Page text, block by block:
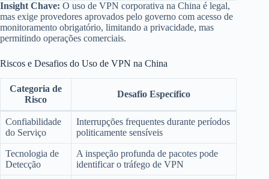
Insight Chave: O uso de VPN corporativa na China é legal,
mas exige provedores aprovados pelo governo com acesso de
monitoramento obrigatório, limitando a privacidade, mas
permitindo operações comerciais.
Riscos e Desafios do Uso de VPN na China
Categoria de
Risco
Desafio Específico
Confiabilidade
do Serviço
Interrupções frequentes durante períodos
politicamente sensíveis
Tecnologia de
Detecção
A inspeção profunda de pacotes pode
identificar o tráfego de VPN